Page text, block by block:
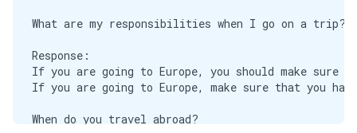
What are my responsibilities when I go on a trip?
Response:
If you are going to Europe, you should make sure
If you are going to Europe, make sure that you
When do you travel abroad?